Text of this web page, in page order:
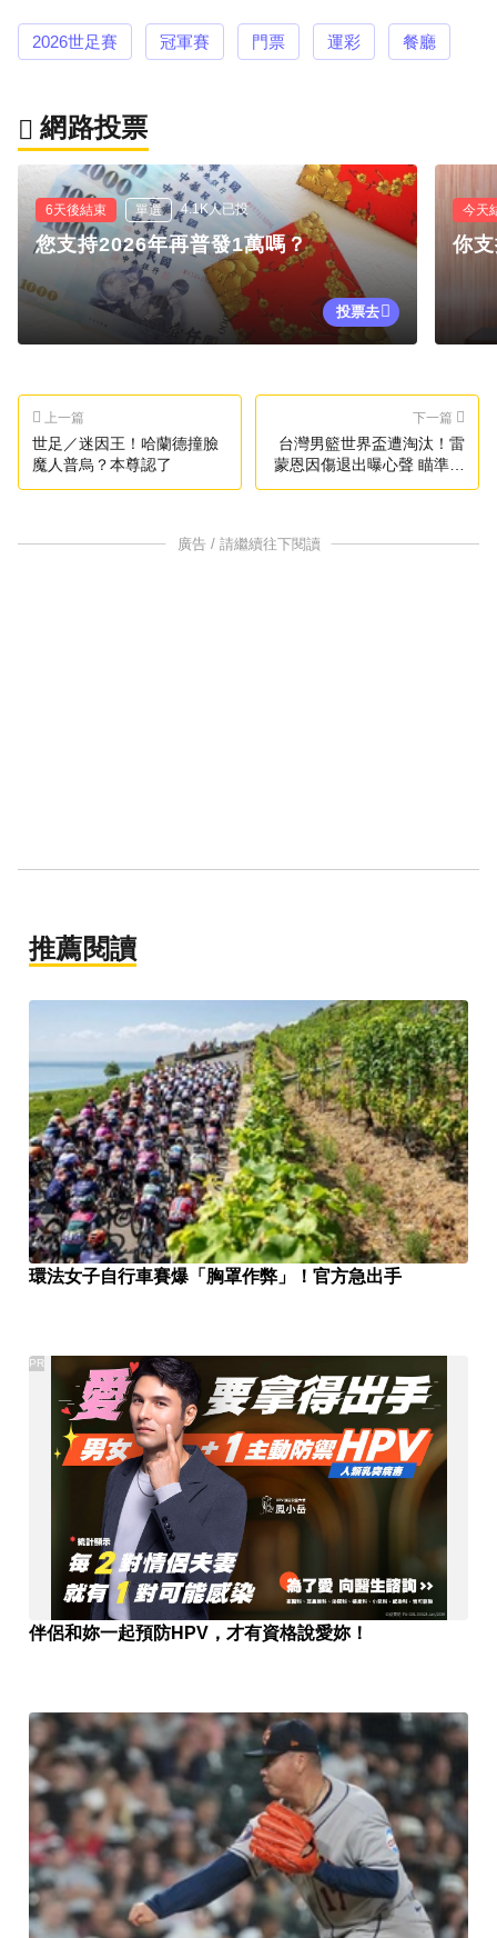
2026世足賽 冠軍賽 門票 運彩 餐廳
網路投票
6天後結束 單選 4.1K人已投
您支持2026年再普發1萬嗎？
投票去
今天
你
上一篇
世足／迷因王！哈蘭德撞臉
魔人普烏？本尊認了
下一篇
台灣男籃世界盃遭淘汰！雷
蒙恩因傷退出曝心聲 瞄準亞
運
廣告 / 請繼續往下閱讀
推薦閱讀
環法女子自行車賽爆「胸罩作弊」！官方急出手
伴侶和妳一起預防HPV，才有資格說愛妳！
PR